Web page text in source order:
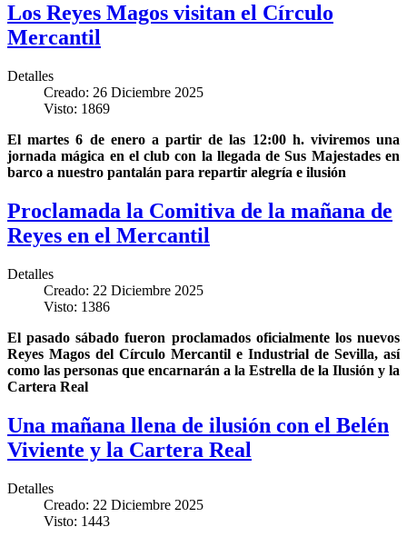
Los Reyes Magos visitan el Círculo
Mercantil
Detalles
Creado: 26 Diciembre 2025
Visto: 1869
El martes 6 de enero a partir de las 12:00 h. viviremos una
jornada mágica en el club con la llegada de Sus Majestades en
barco a nuestro pantalán para repartir alegría e ilusión
Proclamada la Comitiva de la mañana de
Reyes en el Mercantil
Detalles
Creado: 22 Diciembre 2025
Visto: 1386
El pasado sábado fueron proclamados oficialmente los nuevos
Reyes Magos del Círculo Mercantil e Industrial de Sevilla, así
como las personas que encarnarán a la Estrella de la Ilusión y la
Cartera Real
Una mañana llena de ilusión con el Belén
Viviente y la Cartera Real
Detalles
Creado: 22 Diciembre 2025
Visto: 1443